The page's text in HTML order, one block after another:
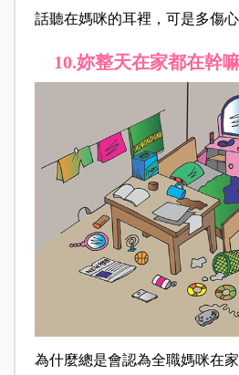
話聽在媽咪的耳裡，可是多傷
10.妳整天在家都在幹
為什麼總是會認為全職媽咪在